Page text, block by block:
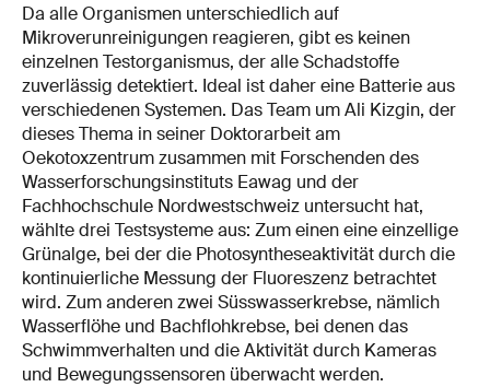
Da alle Organismen unterschiedlich auf
Mikroverunreinigungen reagieren, gibt es keinen
einzelnen Testorganismus, der alle Schadstoffe
zuverlässig detektiert. Ideal ist daher eine Batterie aus
verschiedenen Systemen. Das Team um Ali Kizgin, der
dieses Thema in seiner Doktorarbeit am
Oekotoxzentrum zusammen mit Forschenden des
Wasserforschungsinstituts Eawag und der
Fachhochschule Nordwestschweiz untersucht hat,
wählte drei Testsysteme aus: Zum einen eine einzellige
Grünalge, bei der die Photosyntheseaktivität durch die
kontinuierliche Messung der Fluoreszenz betrachtet
wird. Zum anderen zwei Süsswasserkrebse, nämlich
Wasserflöhe und Bachflohkrebse, bei denen das
Schwimmverhalten und die Aktivität durch Kameras
und Bewegungssensoren überwacht werden.